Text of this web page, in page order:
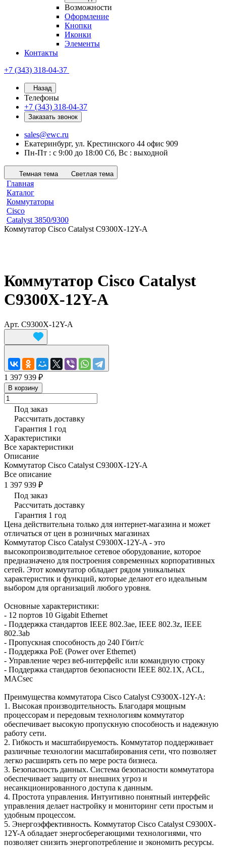
Возможности
Оформление
Кнопки
Иконки
Элементы
Контакты
+7 (343) 318-04-37
Назад
Телефоны
+7 (343) 318-04-37
Заказать звонок
sales@ewc.ru
Екатеринбург, ул. Крестинского 44 офис 909
Пн-Пт : с 9:00 до 18:00 Сб, Вс : выходной
Темная тема Светлая тема
Главная
Каталог
Коммутаторы
Cisco
Catalyst 3850/9300
Коммутатор Cisco Catalyst C9300X-12Y-A
Коммутатор Cisco Catalyst
C9300X-12Y-A
Арт. C9300X-12Y-A
1 397 939 ₽
В корзину
Под заказ
Рассчитать доставку
Гарантия 1 год
Характеристики
Все характеристики
Описание
Коммутатор Cisco Catalyst C9300X-12Y-A
Все описание
1 397 939 ₽
Под заказ
Рассчитать доставку
Гарантия 1 год
Цена действительна только для интернет-магазина и может
отличаться от цен в розничных магазинах
Коммутатор Cisco Catalyst C9300X-12Y-A - это
высокопроизводительное сетевое оборудование, которое
предназначено для построения современных корпоративных
сетей. Этот коммутатор обладает рядом уникальных
характеристик и функций, которые делают его идеальным
выбором для организаций любого уровня.
Основные характеристики:
- 12 портов 10 Gigabit Ethernet
- Поддержка стандартов IEEE 802.3ae, IEEE 802.3z, IEEE
802.3ab
- Пропускная способность до 240 Гбит/с
- Поддержка PoE (Power over Ethernet)
- Управление через веб-интерфейс или командную строку
- Поддержка стандартов безопасности IEEE 802.1X, ACL,
MACsec
Преимущества коммутатора Cisco Catalyst C9300X-12Y-A:
1. Высокая производительность. Благодаря мощным
процессорам и передовым технологиям коммутатор
обеспечивает высокую пропускную способность и надежную
работу сети.
2. Гибкость и масштабируемость. Коммутатор поддерживает
различные технологии масштабирования сети, что позволяет
легко расширять сеть по мере роста бизнеса.
3. Безопасность данных. Система безопасности коммутатора
обеспечивает защиту от внешних угроз и
несанкционированного доступа к данным.
4. Простота управления. Интуитивно понятный интерфейс
управления делает настройку и мониторинг сети простым и
удобным процессом.
5. Энергоэффективность. Коммутатор Cisco Catalyst C9300X-
12Y-A обладает энергосберегающими технологиями, что
позволяет снизить энергопотребление и экономить ресурсы.